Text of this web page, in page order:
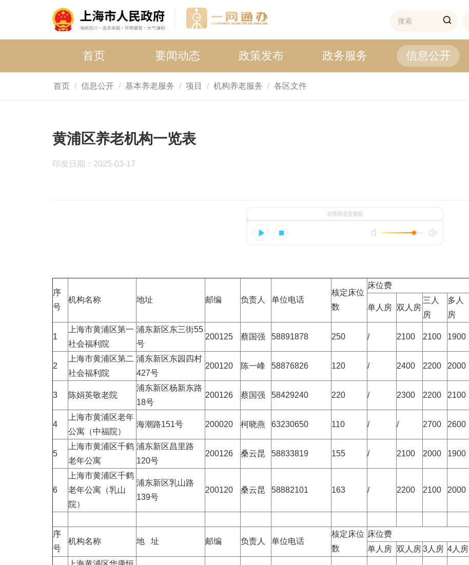
首页 要闻动态 政策发布 政务服务 信息公开
首页 信息公开 基本养老服务 项目 机构养老服务 各区文件
黄浦区养老机构一览表
印发日期：2025-03-17
序
号
机构名称 地址 邮编 负责人 单位电话
核定床位
数
床位费
单人房 双人房
三人
房
多人
房
1
上海市黄浦区第一
社会福利院
浦东新区东三街55
号
200125 蔡国强 58891878 250 / 2100 2100 1900
2
上海市黄浦区第二
社会福利院
浦东新区东园四村
427号
200120 陈一峰 58876826 120 / 2400 2200 2000
3 陈娟英敬老院
浦东新区杨新东路
18号
200126 蔡国强 58429240 220 / 2300 2200 2100
4
上海市黄浦区老年
公寓（中福院）
海潮路151号 200020 柯晓燕 63230650 110 / / 2700 2600
5
上海市黄浦区千鹤
老年公寓
浦东新区昌里路
120号
200126 桑云昆 58833819 155 / 2100 2000 1900
6
上海市黄浦区千鹤
老年公寓（乳山
院）
浦东新区乳山路
139号
200120 桑云昆 58882101 163 / 2200 2100 2000
序
号
机构名称 地 址 邮编 负责人 单位电话
核定床位
数
床位费
单人房 双人房3人房 4人房